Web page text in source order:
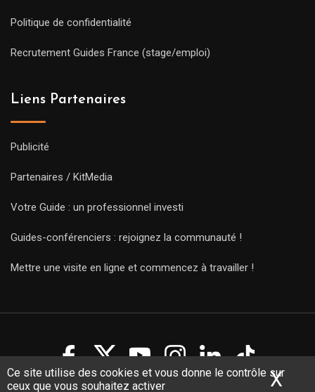
Ce site utilise des cookies et vous donne le contrôle sur
ceux que vous souhaitez activer
X
Politique de confidentialité
Recrutement Guides France (stage/emploi)
Liens Partenaires
Publicité
Partenaires / KitMedia
Votre Guide : un professionnel investi
Guides-conférenciers : rejoignez la communauté !
Mettre une visite en ligne et commencez à travailler !
Copyright Guides 2021. Tous droits réservés. Développement